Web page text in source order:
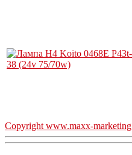
Copyright www.maxx-